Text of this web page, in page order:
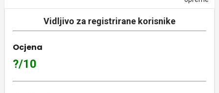
Vidljivo za registrirane korisnike
Ocjena
?/10